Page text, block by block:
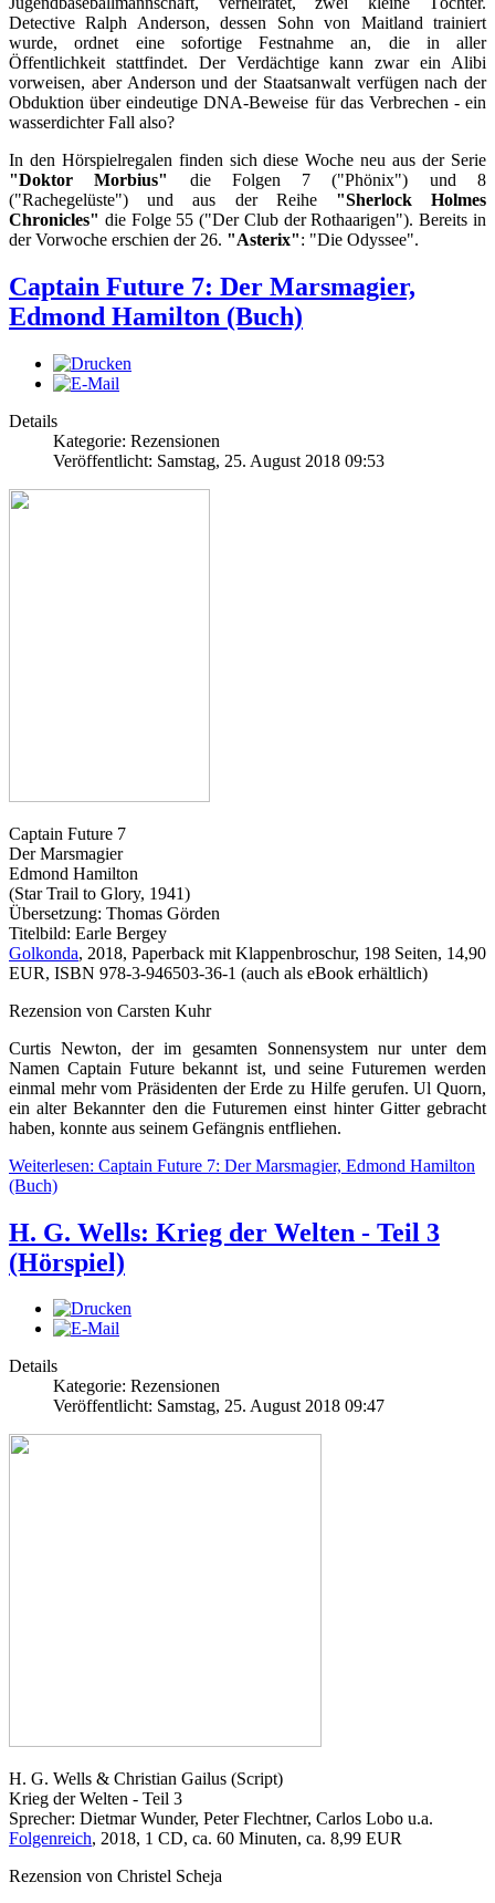
Detective Ralph Anderson, dessen Sohn von Maitland trainiert
wurde, ordnet eine sofortige Festnahme an, die in aller
Öffentlichkeit stattfindet. Der Verdächtige kann zwar ein Alibi
vorweisen, aber Anderson und der Staatsanwalt verfügen nach der
Obduktion über eindeutige DNA-Beweise für das Verbrechen - ein
wasserdichter Fall also?
In den Hörspielregalen finden sich diese Woche neu aus der Serie
"Doktor Morbius"
die Folgen 7 ("Phönix") und 8
("Rachegelüste") und aus der Reihe "Sherlock Holmes
Chronicles" die Folge 55 ("Der Club der Rothaarigen"). Bereits in
der Vorwoche erschien der 26. "Asterix": "Die Odyssee".
Captain Future 7: Der Marsmagier,
Edmond Hamilton (Buch)
Details
Kategorie: Rezensionen
Veröffentlicht: Samstag, 25. August 2018 09:53
Captain Future 7
Der Marsmagier
Edmond Hamilton
(Star Trail to Glory, 1941)
Übersetzung: Thomas Görden
Titelbild: Earle Bergey
Golkonda, 2018, Paperback mit Klappenbroschur, 198 Seiten, 14,90
EUR, ISBN 978-3-946503-36-1 (auch als eBook erhältlich)
Rezension von Carsten Kuhr
Curtis Newton, der im gesamten Sonnensystem nur unter dem
Namen Captain Future bekannt ist, und seine Futuremen werden
einmal mehr vom Präsidenten der Erde zu Hilfe gerufen. Ul Quorn,
ein alter Bekannter den die Futuremen einst hinter Gitter gebracht
haben, konnte aus seinem Gefängnis entfliehen.
Weiterlesen: Captain Future 7: Der Marsmagier, Edmond Hamilton
(Buch)
H. G. Wells: Krieg der Welten - Teil 3
(Hörspiel)
Details
Kategorie: Rezensionen
Veröffentlicht: Samstag, 25. August 2018 09:47
H. G. Wells & Christian Gailus (Script)
Krieg der Welten - Teil 3
Sprecher: Dietmar Wunder, Peter Flechtner, Carlos Lobo u.a.
Folgenreich, 2018, 1 CD, ca. 60 Minuten, ca. 8,99 EUR
Rezension von Christel Scheja